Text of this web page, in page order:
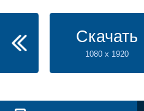
Скачать
1080 x 1920